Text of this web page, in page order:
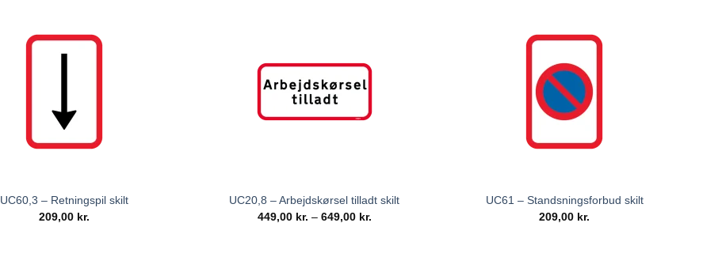
UC60,3 – Retningspil skilt
209,00 kr.
UC20,8 – Arbejdskørsel tilladt skilt
449,00 kr. – 649,00 kr.
UC61 – Standsningsforbud skilt
209,00 kr.